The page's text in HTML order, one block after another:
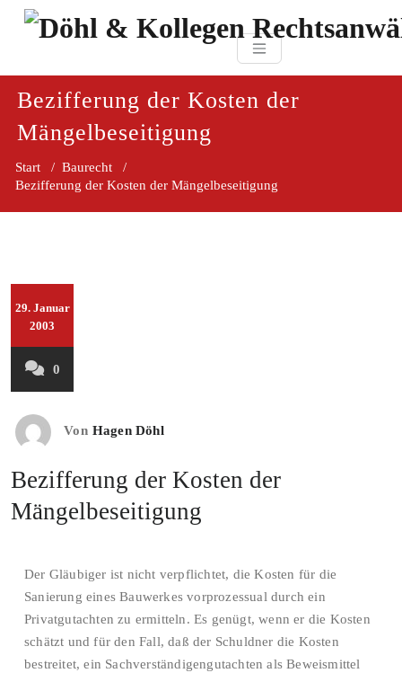
Zum
Döhl & Kollegen
Bezifferung der Kosten der
Mängelbeseitigung
Start / Baurecht /
Bezifferung der Kosten der Mängelbeseitigung
29. Januar
2003
0
Von Hagen Döhl
Bezifferung der Kosten der
Mängelbeseitigung
Der Gläubiger ist nicht verpflichtet, die Kosten für die
Sanierung eines Bauwerkes vorprozessual durch ein
Privatgutachten zu ermitteln. Es genügt, wenn er die Kosten
schätzt und für den Fall, daß der Schuldner die Kosten
bestreitet, ein Sachverständigengutachten als Beweismittel